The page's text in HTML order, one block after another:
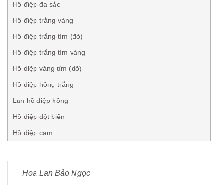
Hồ điệp đa sắc
Hồ điệp trắng vàng
Hồ điệp trắng tím (đỏ)
Hồ điệp trắng tím vàng
Hồ điệp vàng tím (đỏ)
Hồ điệp hồng trắng
Lan hồ điệp hồng
Hồ điệp đột biến
Hồ điệp cam
Hoa Lan Bảo Ngọc